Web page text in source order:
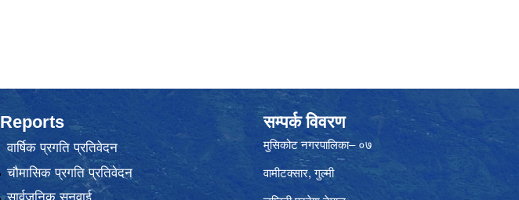
Reports
वार्षिक प्रगति प्रतिवेदन
चौमासिक प्रगति प्रतिवेदन
सम्पर्क विवरण
मुसिकोट नगरपालिका– ०७
वामीटक्सार, गुल्मी